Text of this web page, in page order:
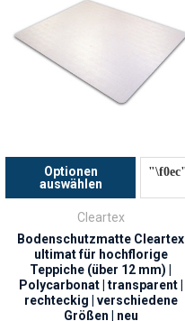
Optionen
auswählen
Cleartex
Bodenschutzmatte Cleartex
ultimat für hochflorige
Teppiche (über 12 mm) |
Polycarbonat | transparent |
rechteckig | verschiedene
Größen | neu